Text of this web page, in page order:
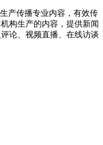
产传播专业内容，有效传
构生产的内容，提供新闻
论、视频直播、在线访谈